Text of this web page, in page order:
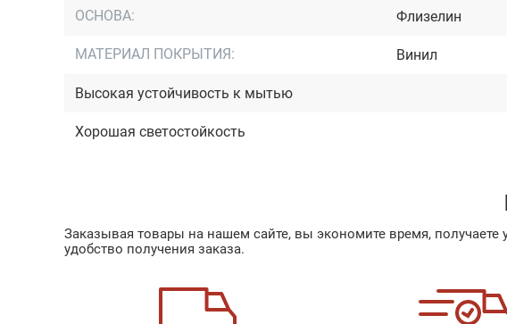
ОСНОВА: Флизелин
МАТЕРИАЛ ПОКРЫТИЯ: Винил
Высокая устойчивость к мытью
Хорошая светостойкость
Заказывая товары на нашем сайте, вы экономите время,
удобство получения заказа.